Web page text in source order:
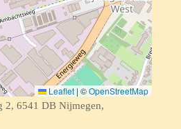
Leaflet | ©OpenStreetMap
2, 6541 DB Nijmegen,